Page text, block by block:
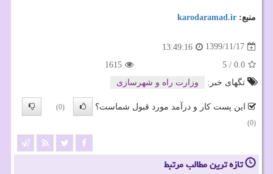
منبع: karodaramad.ir
1399/11/17
13:49:16
0.0
/
5
1615
تگهای خبر:
وزارت راه و شهرسازی
این پست کار و درآمد مورد قبول شماست؟
(0)
(0)
تازه ترین مطالب مرتبط